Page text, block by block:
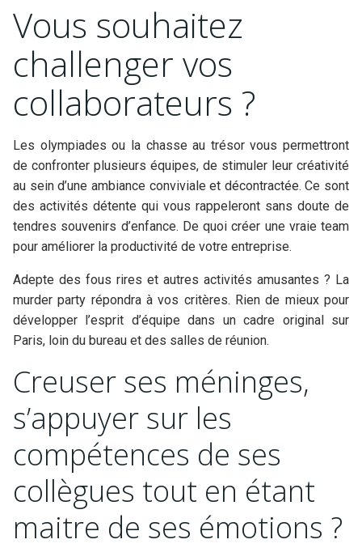
Vous souhaitez
challenger vos
collaborateurs ?
Les olympiades ou la chasse au trésor vous permettront
de confronter plusieurs équipes, de stimuler leur créativité
au sein d’une ambiance conviviale et décontractée. Ce sont
des activités détente qui vous rappeleront sans doute de
tendres souvenirs d’enfance. De quoi créer une vraie team
pour améliorer la productivité de votre entreprise.
Adepte des fous rires et autres activités amusantes ? La
murder party répondra à vos critères. Rien de mieux pour
développer l’esprit d’équipe dans un cadre original sur
Paris, loin du bureau et des salles de réunion.
Creuser ses méninges,
s’appuyer sur les
compétences de ses
collègues tout en étant
maitre de ses émotions ?